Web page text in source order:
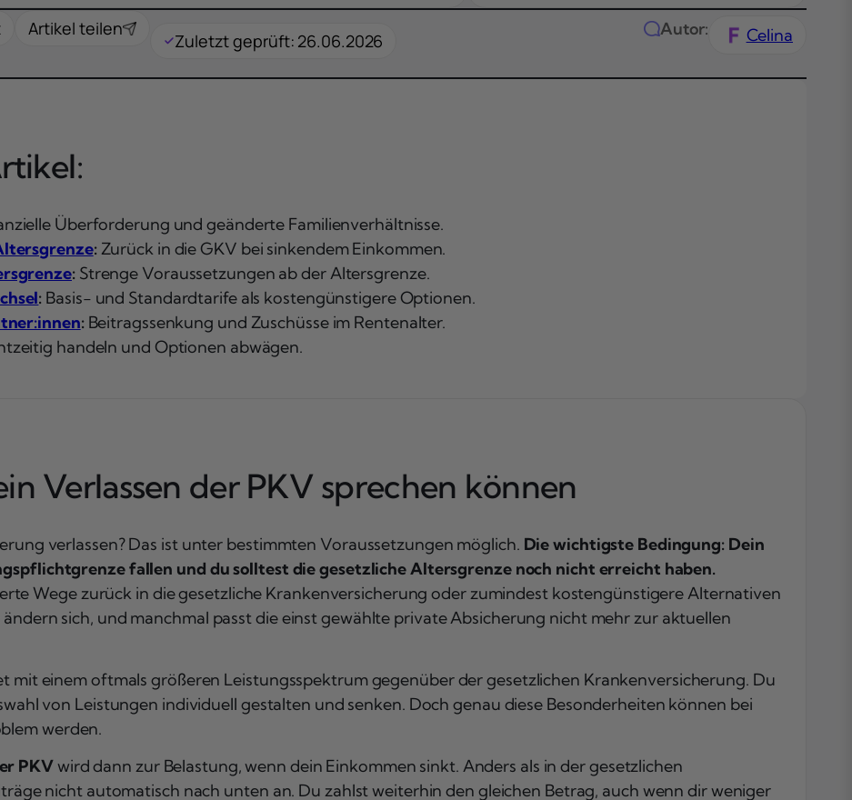
Artikel teilen
Zuletzt geprüft: 26.06.2026
Autor: Celina
Überforderung und geänderte Familienverhältnisse.
:Zurück in die GKV bei sinkendem Einkommen.
:Strenge Voraussetzungen ab der Altersgrenze.
: Basis- und Standardtarife als kostengünstigere Optionen.
:Beitragssenkung und Zuschüsse im Rentenalter.
handeln und Optionen abwägen.
Verlassen der PKV sprechen können
verlassen? Das ist unter bestimmten Voraussetzungen möglich. Die wichtigste Bedingung: Dein
fallen und du solltest die gesetzliche Altersgrenze noch nicht erreicht haben.
Wege zurück in die gesetzliche Krankenversicherung oder zumindest kostengünstigere Alternativen
sich, und manchmal passt die einst gewählte private Absicherung nicht mehr zur aktuellen
mit einem oftmals größeren Leistungsspektrum gegenüber der gesetzlichen Krankenversicherung. Du
von Leistungen individuell gestalten und senken. Doch genau diese Besonderheiten können bei
werden.
PKVwird dann zur Belastung, wenn dein Einkommen sinkt. Anders als in der gesetzlichen
nicht automatisch nach unten an. Du zahlst weiterhin den gleichen Betrag, auch wenn dir weniger
Dann wird es
PKV zu
möglich ist